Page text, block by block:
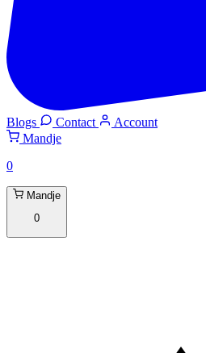
Blogs Contact
Account
Mandje
0
Mandje
0